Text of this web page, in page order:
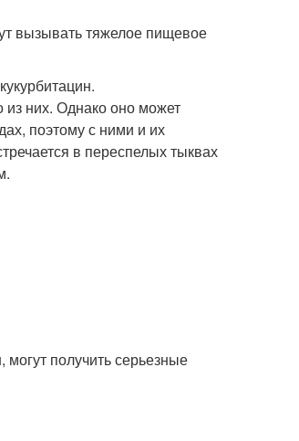
вызывать тяжелое пищевое
из них. Однако оно может
поэтому с ними и их
в переспелых тыквах
получить серьезные